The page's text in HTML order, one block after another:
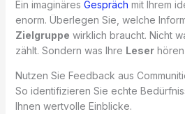
Ein imaginäres Gespräch mit Ihrem
enorm. Überlegen Sie, welche
Zielgruppe wirklich braucht. Nicht
zählt. Sondern was Ihre Leserhören
Nutzen Sie Feedback aus
So identifizieren Sie echte
Ihnen wertvolle Einblicke.